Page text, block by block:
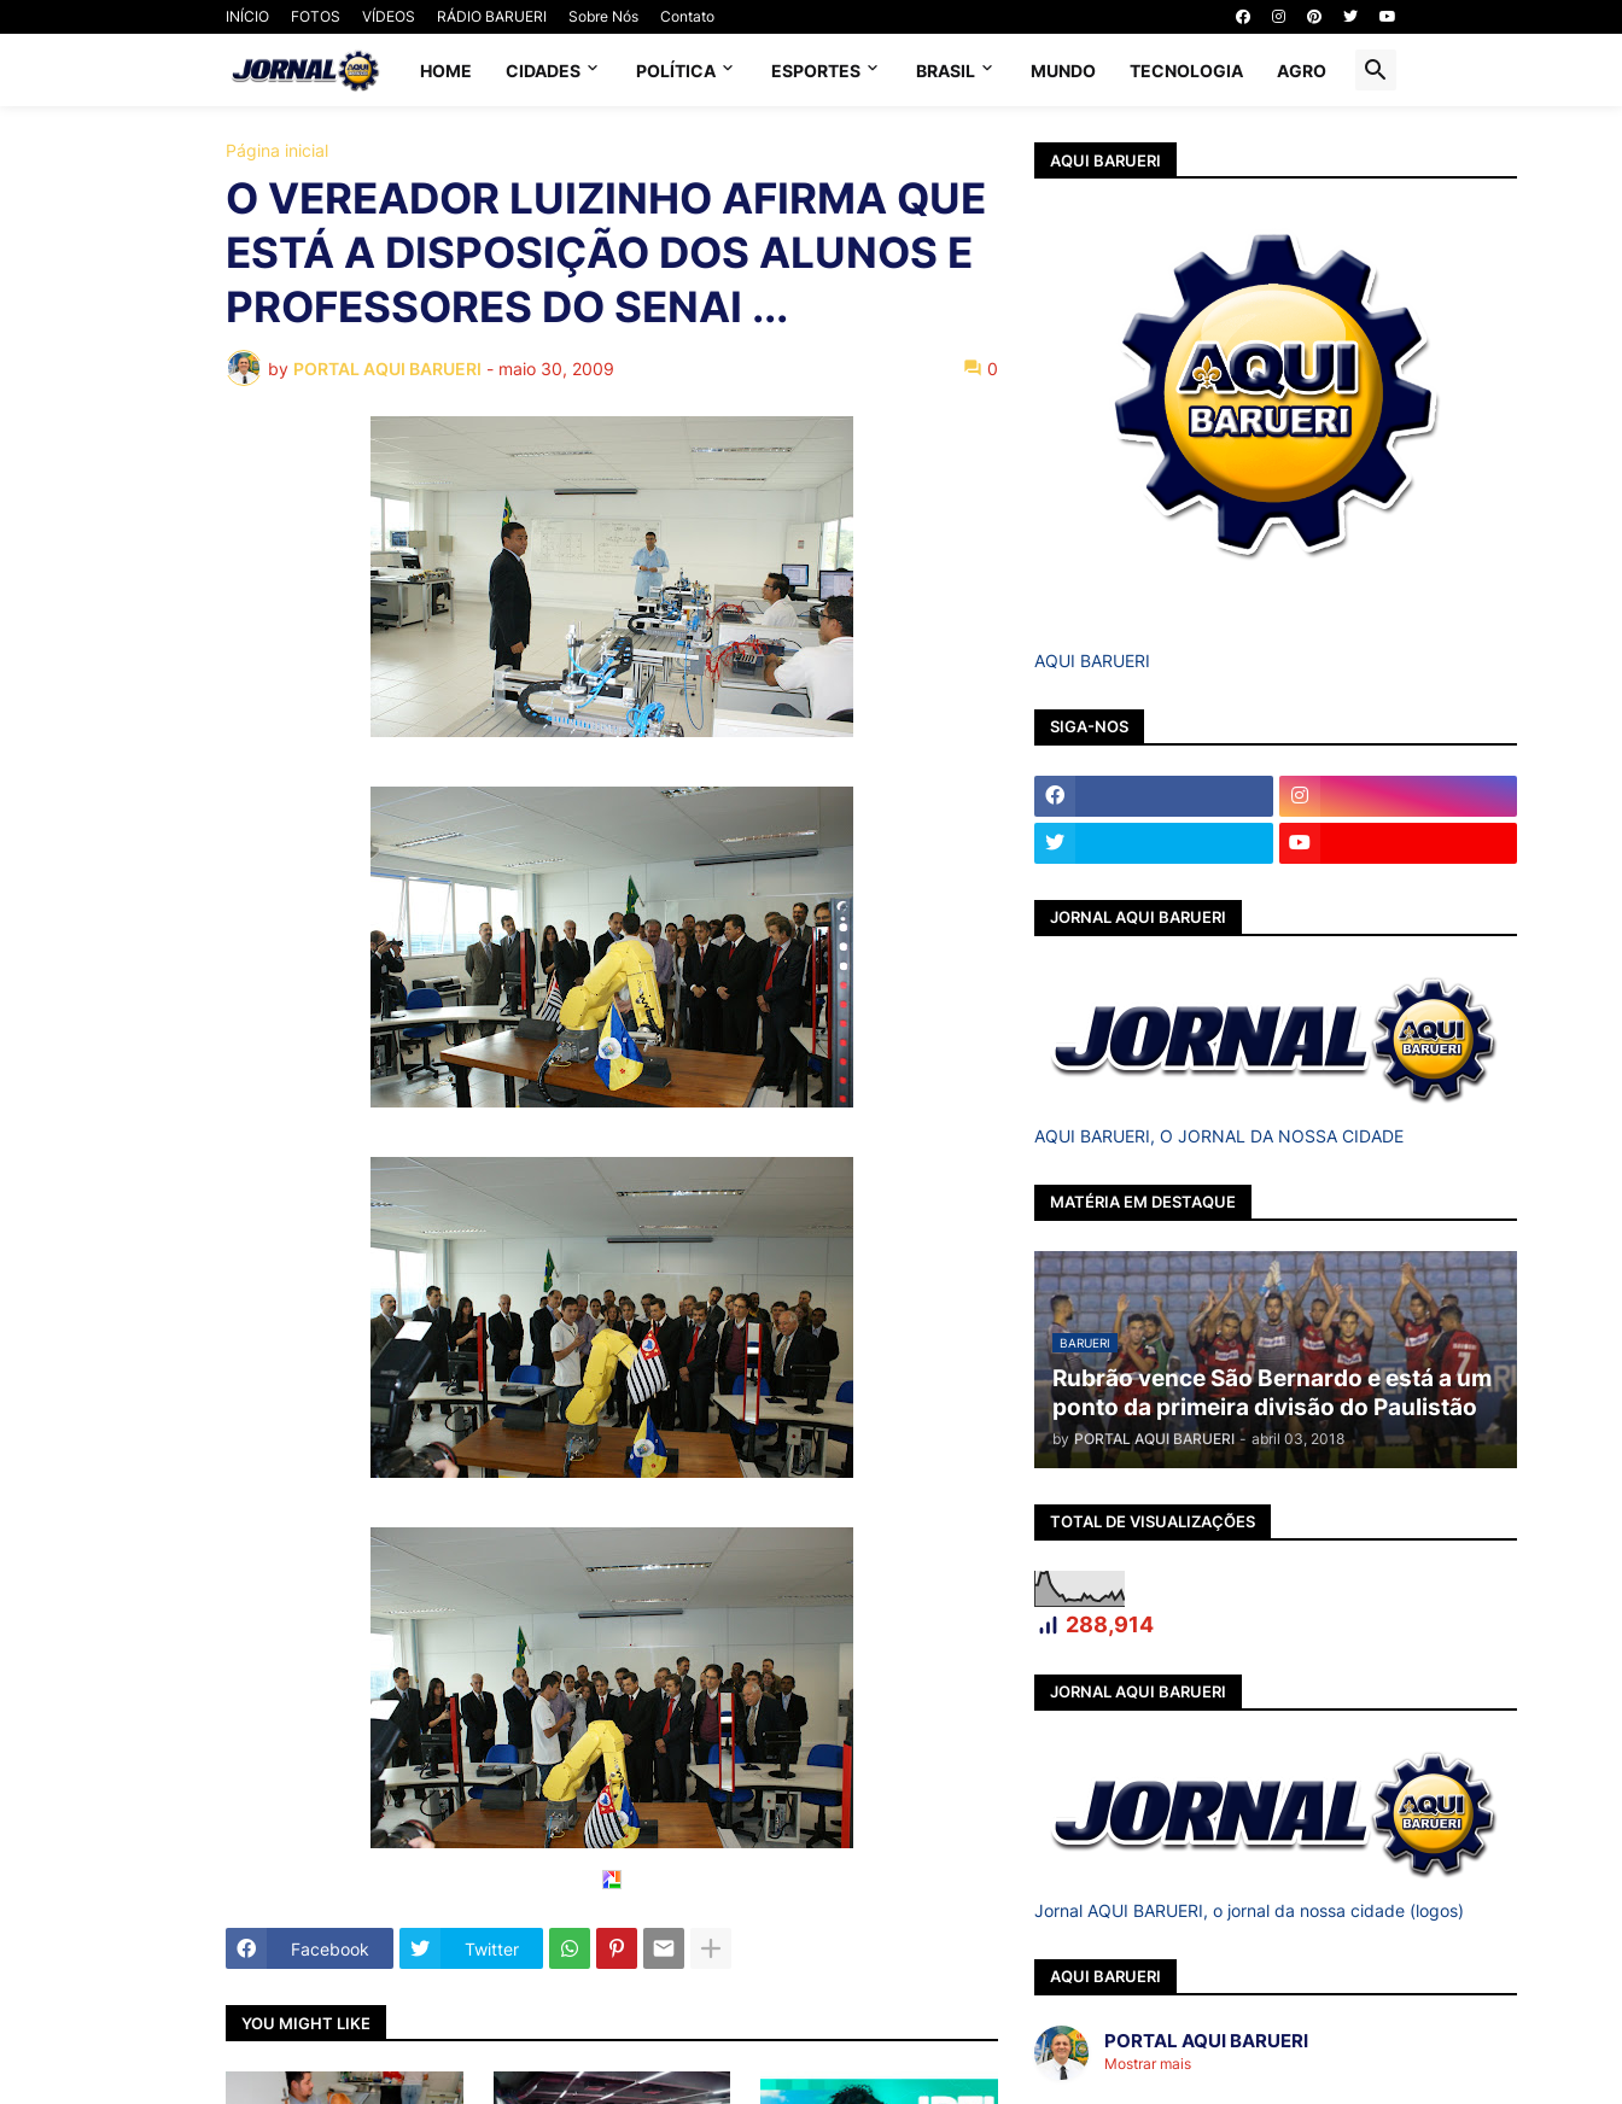
INÍCIO FOTOS VÍDEOS RÁDIO BARUERI Sobre Nós Contato
HOME CIDADES POLÍTICA ESPORTES BRASIL MUNDO TECNOLOGIA AGRO
Página inicial
O VEREADOR LUIZINHO AFIRMA QUE
ESTÁ A DISPOSIÇÃO DOS ALUNOS E
PROFESSORES DO SENAI ...
by PORTAL AQUI BARUERI - maio 30, 2009 0
Facebook Twitter
YOU MIGHT LIKE
AQUI BARUERI
AQUI BARUERI
SIGA-NOS
JORNAL AQUI BARUERI
AQUI BARUERI, O JORNAL DA NOSSA CIDADE
MATÉRIA EM DESTAQUE
BARUERI
Rubrão vence São Bernardo e está a um
ponto da primeira divisão do Paulistão
by PORTAL AQUI BARUERI - abril 03, 2018
TOTAL DE VISUALIZAÇÕES
288,914
JORNAL AQUI BARUERI
Jornal AQUI BARUERI, o jornal da nossa cidade (logos)
AQUI BARUERI
PORTAL AQUI BARUERI
Mostrar mais